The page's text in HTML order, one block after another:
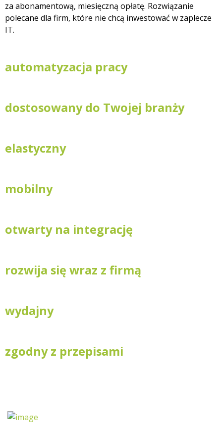
za abonamentową, miesięczną opłatę. Rozwiązanie
polecane dla firm, które nie chcą inwestować w zaplecze
IT.
automatyzacja pracy
dostosowany do Twojej branży
elastyczny
mobilny
otwarty na integrację
rozwija się wraz z firmą
wydajny
zgodny z przepisami